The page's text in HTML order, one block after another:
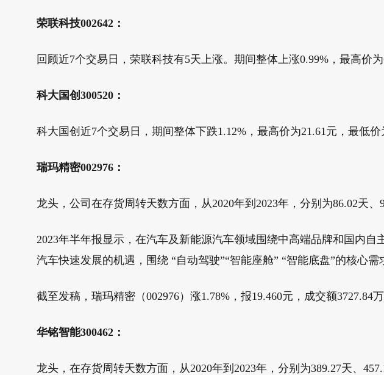
荣联科技002642：
回顾近7个交易日，荣联科技有5天上涨。期间整体上涨0.99%，最高价
科大国创300520：
科大国创近7个交易日，期间整体下跌1.12%，最高价为21.61元，最低价
瑞玛精密002976：
龙头，公司在存货周转天数方面，从2020年到2023年，分别为86.02天、
2023年半年报显示，在汽车及新能源汽车领域围绕中高端品牌和国内
汽车快速发展的机遇，围绕 “自动驾驶”“智能座舱” “智能底盘”的核心
截至发稿，瑞玛精密（002976）涨1.78%，报19.460元，成交额3727.84
华铭智能300462：
龙头，在存货周转天数方面，从2020年到2023年，分别为389.27天、